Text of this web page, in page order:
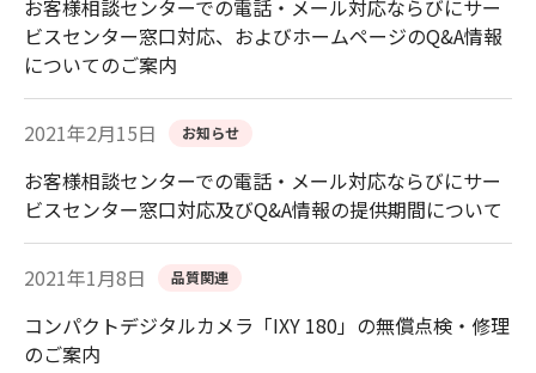
お客様相談センターでの電話・メール対応ならびにサー
ビスセンター窓口対応、およびホームページのQ&A情報
についてのご案内
2021年2月15日 お知らせ
お客様相談センターでの電話・メール対応ならびにサー
ビスセンター窓口対応及びQ&A情報の提供期間について
2021年1月8日 品質関連
コンパクトデジタルカメラ「IXY 180」の無償点検・修理
のご案内